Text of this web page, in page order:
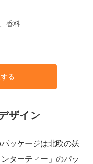
香料
る
ザイン
ッケージは北欧の妖
ターティー」のパッ